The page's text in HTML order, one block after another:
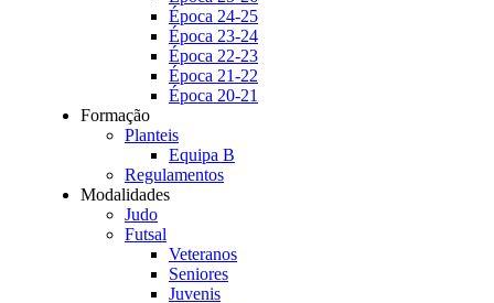
Época 24-25
Época 23-24
Época 22-23
Época 21-22
Época 20-21
Formação
Planteis
Equipa B
Regulamentos
Modalidades
Judo
Futsal
Veteranos
Seniores
Juvenis